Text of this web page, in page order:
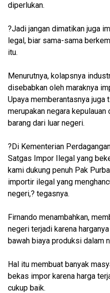
diperlukan.
?Jadi jangan dimatikan juga
legal, biar sama-sama
itu.
Menurutnya, kolapsnya
disebabkan oleh maraknya
Upaya memberantasnya juga
merupakan negara
barang dari luar negeri.
?Di Kementerian
Satgas Impor Ilegal yang
kami dukung penuh Pak
importir ilegal yang
negeri,? tegasnya.
Firnando menambahkan,
negeri terjadi karena
bawah biaya produksi dalam
Hal itu membuat banyak
bekas impor karena harga
cukup baik.